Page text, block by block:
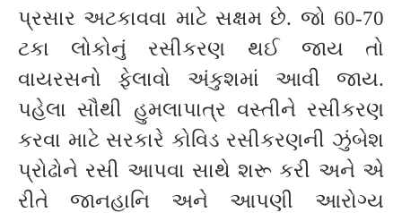
પ્રસાર અટકાવવા માટે સક્ષમ છે. જો 60-70
ટકા લોકોનું રસીકરણ થઈ જાય તો
વાયરસનો ફેલાવો અંકુશમાં આવી જાય.
પહેલા સૌથી હુમલાપાત્ર વસ્તીને રસીકરણ
કરવા માટે સરકારે કોવિડ રસીકરણની ઝુંબેશ
પ્રોઢોને રસી આપવા સાથે શરૂ કરી અને એ
રીતે જાનહાનિ અને આપણી આરોગ્ય